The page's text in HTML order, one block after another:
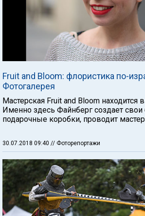
Fruit and Bloom: флористика по-
Фотогалерея
Мастерская Fruit and Bloom находится
Именно здесь Файнберг создает свои
подарочные коробки, проводит
30.07.2018 09:40 // Фоторепортажи